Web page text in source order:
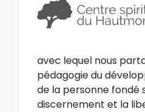
avec lequel nous
pédagogie du
de la personne fondé
discernement et la